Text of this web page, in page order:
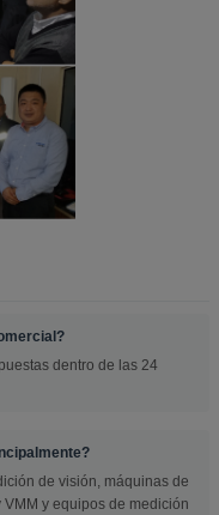
dentro de las 24
de visión, máquinas de
y equipos de medición